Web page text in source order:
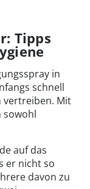
Tipps
in
schnell
vertreiben. Mit
sowohl
auf das
er nicht so
davon zu